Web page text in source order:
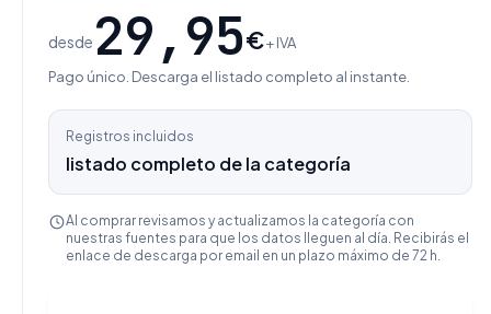
desde 29,95€+ IVA
Pago único. Descarga el listado completo al instante.
Registros incluidos
listado completo de la categoría
Al comprar revisamos y actualizamos la categoría con
nuestras fuentes para que los datos lleguen al día. Recibirás el
enlace de descarga por email en un plazo máximo de 72 h.